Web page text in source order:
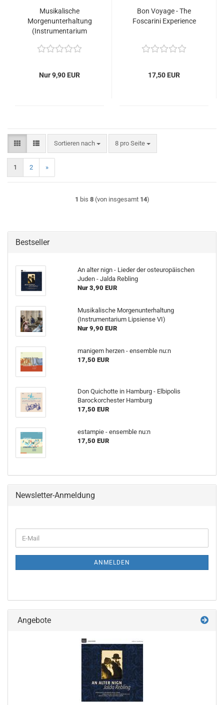
Musikalische
Morgenunterhaltung
(Instrumentarium
Nur 9,90 EUR
Bon Voyage - The
Foscarini Experience
17,50 EUR
Sortieren nach
Sortieren nach 8 pro Seite
pro Seite
1 2 »
1 bis 8(von insgesamt 14)
Bestseller
An alter nign - Lieder der osteuropäischen
Juden - Jalda Rebling
Nur 3,90 EUR
Musikalische Morgenunterhaltung
(Instrumentarium Lipsiense VI)
Nur 9,90 EUR
manigem herzen - ensemble nu:n
17,50 EUR
Don Quichotte in Hamburg - Elbipolis
Barockorchester Hamburg
17,50 EUR
estampie - ensemble nu:n
17,50 EUR
Newsletter-Anmeldung
ZUR
E-
Mail
ANMELDEN
Angebote